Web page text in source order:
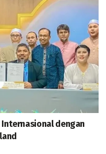
Internasional dengan